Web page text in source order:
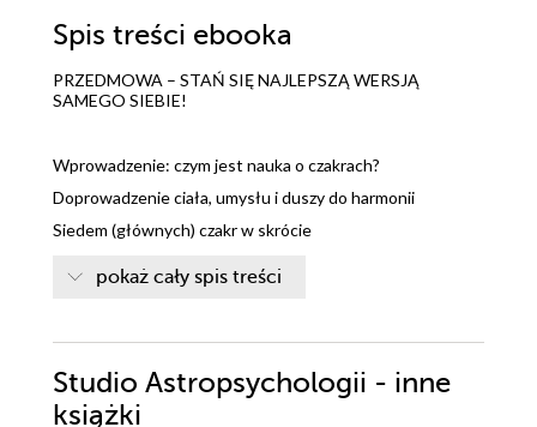
Spis treści ebooka
PRZEDMOWA – STAŃ SIĘ NAJLEPSZĄ WERSJĄ
SAMEGO SIEBIE!
Wprowadzenie: czym jest nauka o czakrach?
Doprowadzenie ciała, umysłu i duszy do harmonii
Siedem (głównych) czakr w skrócie
1 CZAKRA PODSTAWY – POZIOM FIZYCZNY
pokaż cały spis treści
Studio Astropsychologii - inne
książki